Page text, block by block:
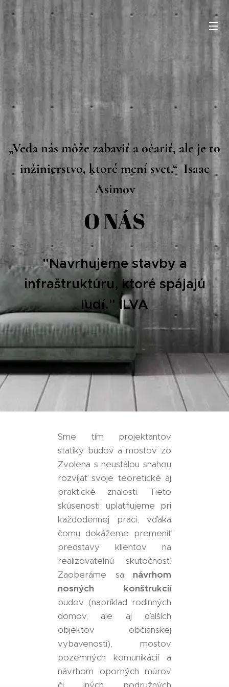
„Veda nás môže zabaviť a očariť, ale je to
inžinierstvo, ktoré mení svet.“ Isaac
Asimov
O NÁS
"Navrhujeme stavby a
infraštruktúru, ktoré spájajú
ľudí." ILVA
Sme tím projektantov
statiky budov a mostov zo
Zvolena s neustálou snahou
rozvíjať svoje teoretické aj
praktické znalosti. Tieto
skúsenosti uplatňujeme pri
každodennej práci, vďaka
čomu dokážeme premeniť
predstavy klientov na
realizovateľnú skutočnosť.
Zaoberáme sa návrhom
nosných konštrukcií
budov (napríklad rodinných
domov, ale aj ďalších
objektov občianskej
vybavenosti), mostov
pozemných komunikácií a
návrhom oporných múrov
či iných podružných